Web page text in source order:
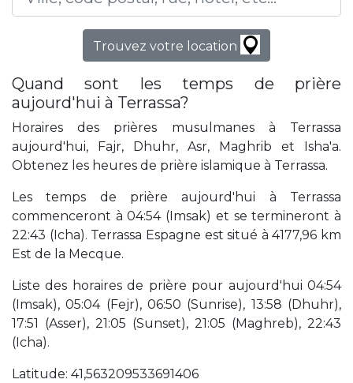
Trouvez votre location
Quand sont les temps de prière
aujourd'hui à Terrassa?
Horaires des prières musulmanes à Terrassa
aujourd'hui, Fajr, Dhuhr, Asr, Maghrib et Isha'a.
Obtenez les heures de prière islamique à Terrassa.
Les temps de prière aujourd'hui à Terrassa
commenceront à 04:54 (Imsak) et se termineront à
22:43 (Icha). Terrassa Espagne est situé à 4177,96 km
Est de la Mecque.
Liste des horaires de prière pour aujourd'hui 04:54
(Imsak), 05:04 (Fejr), 06:50 (Sunrise), 13:58 (Dhuhr),
17:51 (Asser), 21:05 (Sunset), 21:05 (Maghreb), 22:43
(Icha).
Latitude: 41,563209533691406